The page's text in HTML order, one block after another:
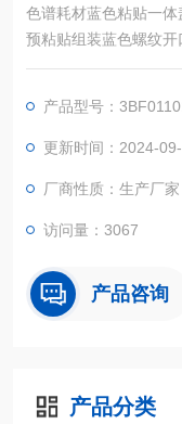
色谱耗材蓝色粘贴一
盖垫一体式：
产品型号：
更新时间：2024-
厂商性质：生产厂家
访问量：3067
产品咨询
产品分类